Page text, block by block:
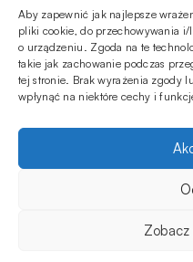
Aby zapewnić jak najlepsze
pliki cookie, do przechowywania
o urządzeniu. Zgoda na te
takie jak zachowanie podczas
tej stronie. Brak wyrażenia zgody
wpłynąć na niektóre cechy i
ilość
PRODUKTY
ShisheCybuchyTytonie
INFORMACJE
prywatności
Usługi